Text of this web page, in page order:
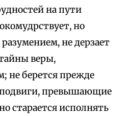
на пути
но
не дерзает
веры,
не берется прежде
подвиги, превышающие
старается исполнять